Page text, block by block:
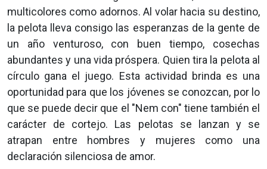
multicolores como adornos. Al volar hacia su destino,
la pelota lleva consigo las esperanzas de la gente de
un año venturoso, con buen tiempo, cosechas
abundantes y una vida próspera. Quien tira la pelota al
círculo gana el juego. Esta actividad brinda es una
oportunidad para que los jóvenes se conozcan, por lo
que se puede decir que el "Nem con" tiene también el
carácter de cortejo. Las pelotas se lanzan y se
atrapan entre hombres y mujeres como una
declaración silenciosa de amor.